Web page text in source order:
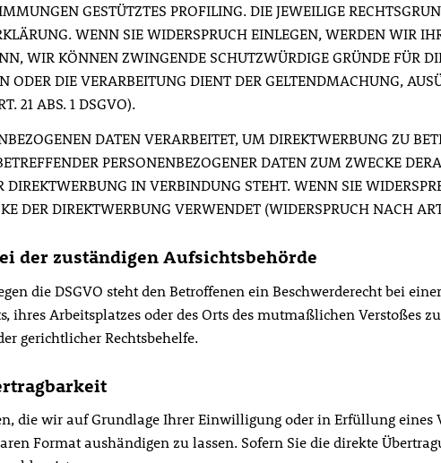
GESTÜTZTES PROFILING. DIE JEWEILIGE
WENN SIE WIDERSPRUCH EINLEGEN, WERDEN WIR
WIR KÖNNEN ZWINGENDE SCHUTZWÜRDIGE GRÜNDE FÜR
ODER DIE VERARBEITUNG DIENT DER GELTENDMACHUNG,
21 ABS. 1 DSGVO).
DATEN VERARBEITET, UM DIREKTWERBUNG ZU
PERSONENBEZOGENER DATEN ZUM ZWECKE
DIREKTWERBUNG IN VERBINDUNG STEHT. WENN SIE
DER DIREKTWERBUNG VERWENDET (WIDERSPRUCH NACH
der zuständigen Aufsichts­behörde
die DSGVO steht den Betroffenen ein Beschwerderecht bei
ihres Arbeitsplatzes oder des Orts des mutmaßlichen Verstoßes
gerichtlicher Rechtsbehelfe.
die wir auf Grundlage Ihrer Einwilligung oder in Erfüllung
Format aushändigen zu lassen. Sofern Sie die direkte